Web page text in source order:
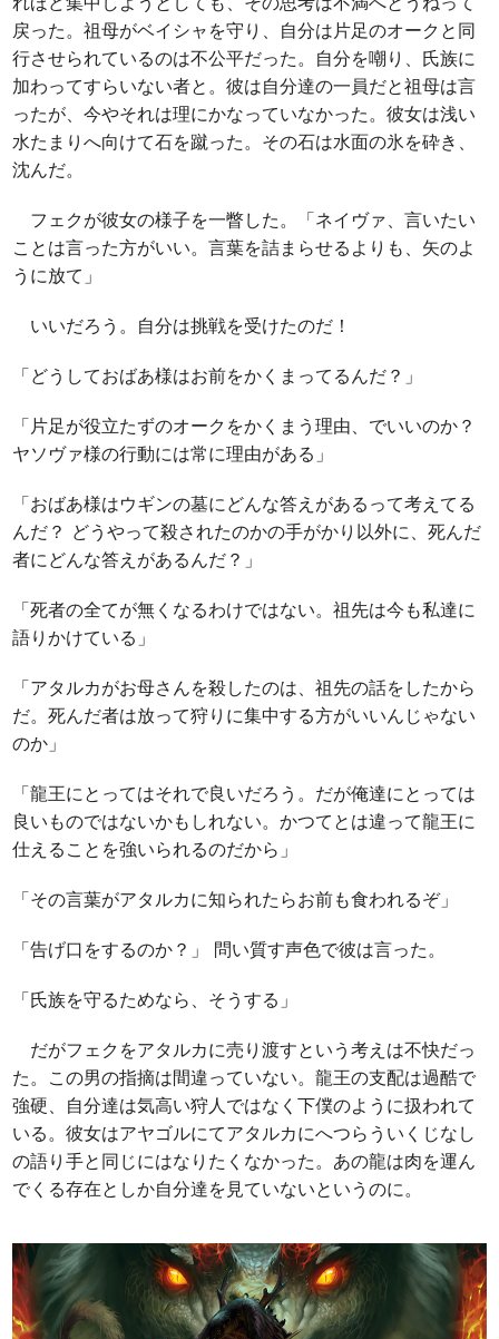
戻った。祖母がベイシャを守り、自分は片足のオークと同
行させられているのは不公平だった。自分を嘲り、氏族に
加わってすらいない者と。彼は自分達の一員だと祖母は言
ったが、今やそれは理にかなっていなかった。彼女は浅い
水たまりへ向けて石を蹴った。その石は水面の氷を砕き、
沈んだ。
フェクが彼女の様子を一瞥した。「ネイヴァ、言いたい
ことは言った方がいい。言葉を詰まらせるよりも、矢のよ
うに放て」
いいだろう。自分は挑戦を受けたのだ！
「どうしておばあ様はお前をかくまってるんだ？」
「片足が役立たずのオークをかくまう理由、でいいのか？
ヤソヴァ様の行動には常に理由がある」
「おばあ様はウギンの墓にどんな答えがあるって考えてる
んだ？ どうやって殺されたのかの手がかり以外に、死んだ
者にどんな答えがあるんだ？」
「死者の全てが無くなるわけではない。祖先は今も私達に
語りかけている」
「アタルカがお母さんを殺したのは、祖先の話をしたから
だ。死んだ者は放って狩りに集中する方がいいんじゃない
のか」
「龍王にとってはそれで良いだろう。だが俺達にとっては
良いものではないかもしれない。かつてとは違って龍王に
仕えることを強いられるのだから」
「その言葉がアタルカに知られたらお前も食われるぞ」
「告げ口をするのか？」 問い質す声色で彼は言った。
「氏族を守るためなら、そうする」
だがフェクをアタルカに売り渡すという考えは不快だっ
た。この男の指摘は間違っていない。龍王の支配は過酷で
強硬、自分達は気高い狩人ではなく下僕のように扱われて
いる。彼女はアヤゴルにてアタルカにへつらういくじなし
の語り手と同じにはなりたくなかった。あの龍は肉を運ん
でくる存在としか自分達を見ていないというのに。